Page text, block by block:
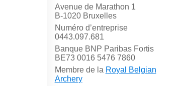
Avenue de Marathon 1
B-1020 Bruxelles
Numéro d’entreprise
0443.097.681
Banque BNP Paribas Fortis
BE73 0016 5476 7860
Membre de la Royal Belgian
Archery